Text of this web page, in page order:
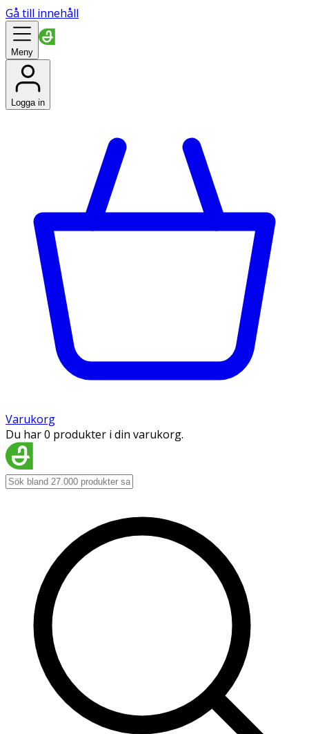
Gå till innehåll
Meny
Logga in
Varukorg
Du har 0 produkter i din varukorg.